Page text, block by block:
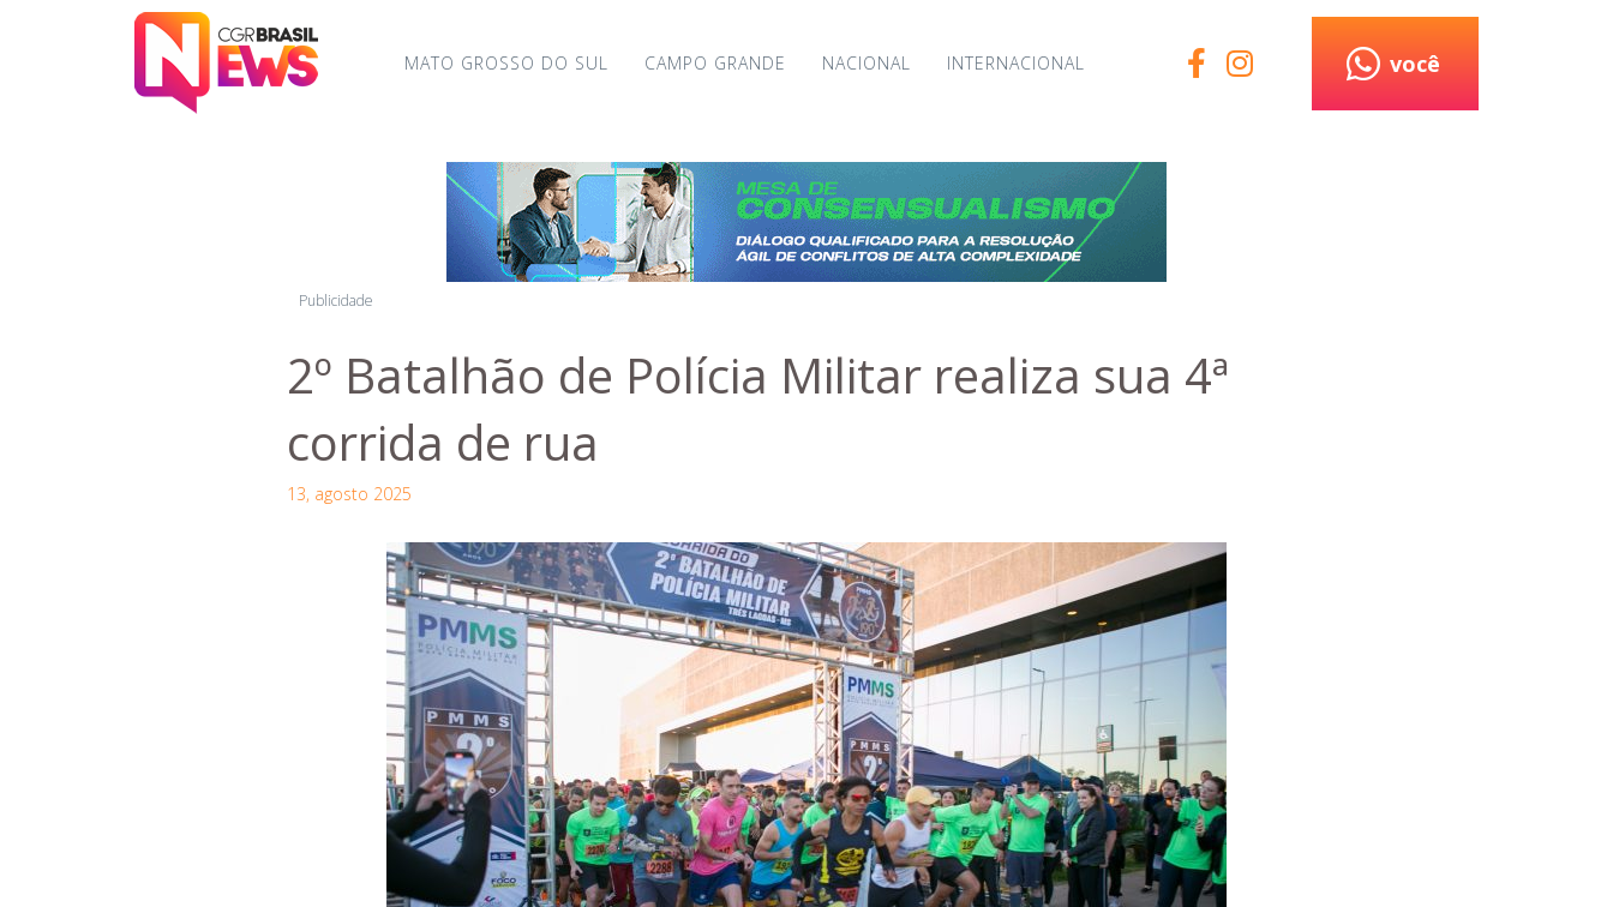
MATO GROSSO DO SUL CAMPO GRANDE NACIONAL INTERNACIONAL você
Publicidade
2º Batalhão de Polícia Militar realiza sua 4ª
corrida de rua
13, agosto 2025